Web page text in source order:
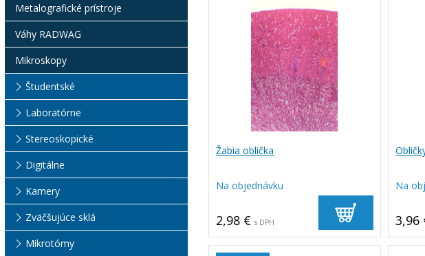
Žabia oblička
Na objednávku
2,98 € s DPH
Na
3,96
Metalografické prístroje
Váhy RADWAG
Mikroskopy
Študentské
Laboratórne
Stereoskopické
Digitálne
Kamery
Zväčšujúce sklá
Mikrotómy